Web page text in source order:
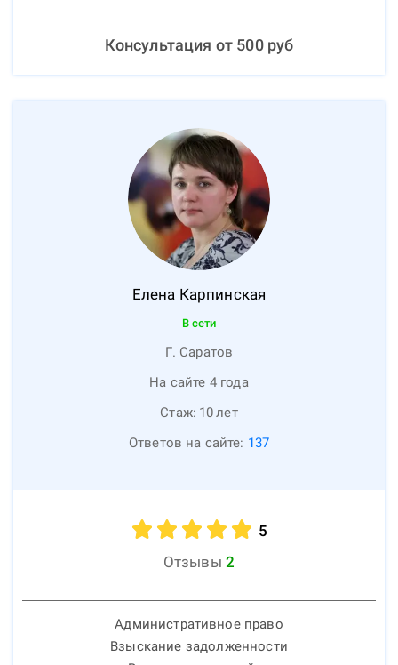
Консультация от 500руб
Елена Карпинская
В сети
Г. Саратов
На сайте 4 года
Стаж: 10лет
Ответов на сайте: 137
5
Отзывы 2
Административное право
Взыскание задолженности